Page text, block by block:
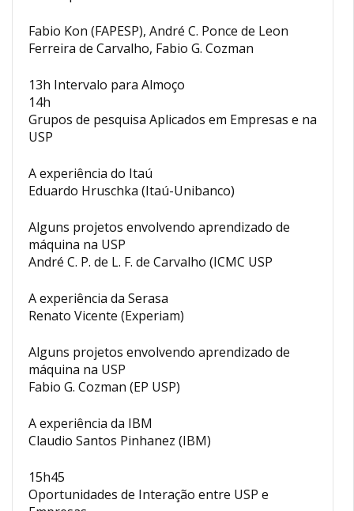
Fabio Kon (FAPESP), André C. Ponce de Leon
Ferreira de Carvalho, Fabio G. Cozman
13h Intervalo para Almoço
14h
Grupos de pesquisa Aplicados em Empresas e na
USP
A experiência do Itaú
Eduardo Hruschka (Itaú-Unibanco)
Alguns projetos envolvendo aprendizado de
máquina na USP
André C. P. de L. F. de Carvalho (ICMC USP
A experiência da Serasa
Renato Vicente (Experiam)
Alguns projetos envolvendo aprendizado de
máquina na USP
Fabio G. Cozman (EP USP)
A experiência da IBM
Claudio Santos Pinhanez (IBM)
15h45
Oportunidades de Interação entre USP e